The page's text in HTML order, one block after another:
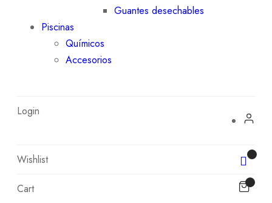
Guantes desechables
Piscinas
Químicos
Accesorios
Login
Wishlist
Cart